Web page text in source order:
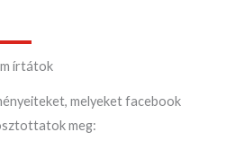
írtátok
melyeket facebook
meg: